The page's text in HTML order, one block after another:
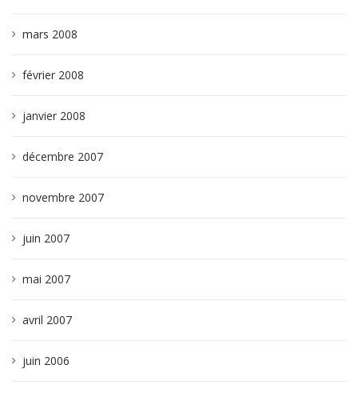
mars 2008
février 2008
janvier 2008
décembre 2007
novembre 2007
juin 2007
mai 2007
avril 2007
juin 2006